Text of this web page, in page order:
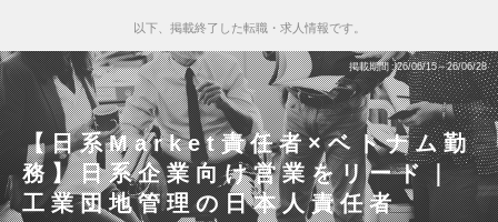
以下、掲載終了した転職・求人情報です。
掲載期間 26/06/15～26/06/28
【日系Market責任者×ベトナム勤
務】日系企業向け営業をリード｜
工業団地管理の日本人責任者